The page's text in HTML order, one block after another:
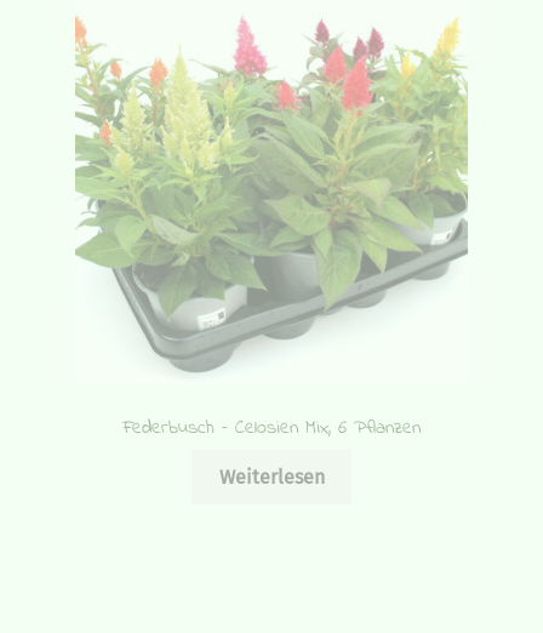
Federbusch – Celosien Mix, 6 Pflanzen
Weiterlesen